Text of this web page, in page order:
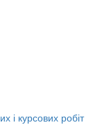
і курсових робіт